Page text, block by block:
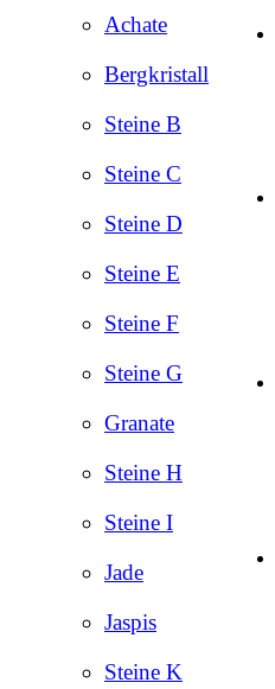
Achate
Bergkristall
Steine B
Steine C
Steine D
Steine E
Steine F
Steine G
Granate
Steine H
Steine I
Jade
Jaspis
Steine K